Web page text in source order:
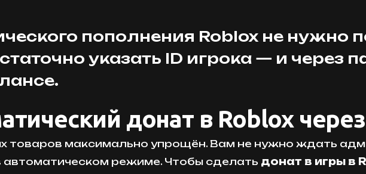
пополнения Roblox не нужно
указать ID игрока — и через
донат в Roblox
товаров максимально упрощён. Вам не нужно ждать
автоматическом режиме. Чтобы сделать донат в игры в